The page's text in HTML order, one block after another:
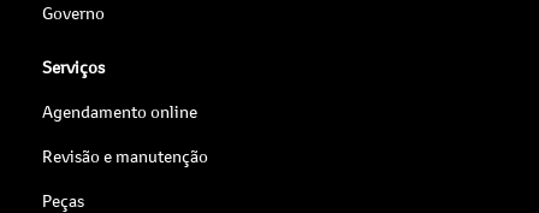
Governo
Serviços
Agendamento online
Revisão e manutenção
Peças